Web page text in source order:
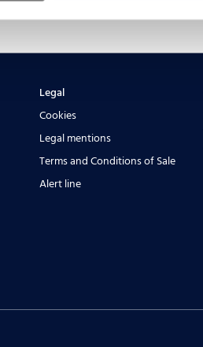
Legal
Cookies
Legal mentions
Terms and Conditions of Sale
Alert line